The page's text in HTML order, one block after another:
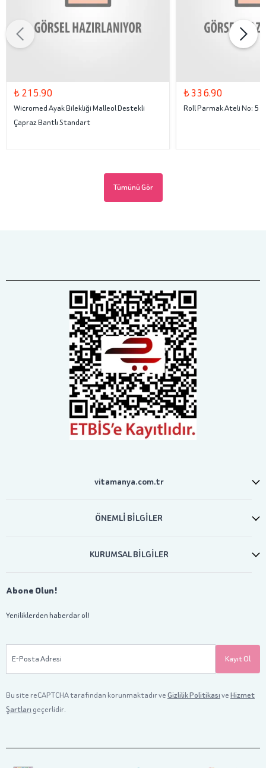
₺ 215.90
Wicromed Ayak Bilekliği Malleol Destekli
Çapraz Bantlı Standart
₺ 336.90
Roll Parmak Ateli No: 5
Tümünü Gör
vitamanya.com.tr
ÖNEMLİ BİLGİLER
KURUMSAL BİLGİLER
Abone Olun!
Yeniliklerden haberdar ol!
E-Posta Adresi Kayıt Ol
Bu site reCAPTCHA tarafından korunmaktadır veGizlilik PolitikasıveHizmet
Şartları geçerlidir.